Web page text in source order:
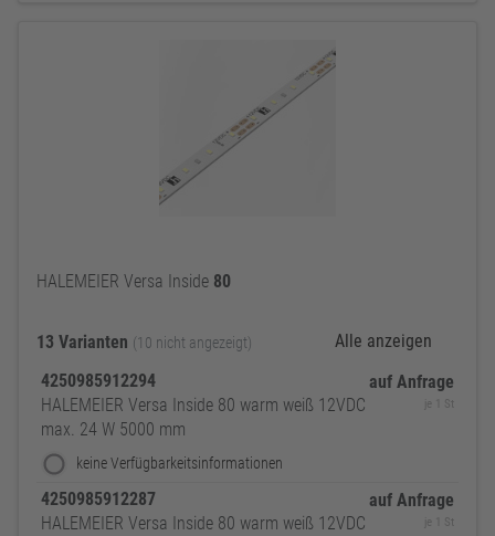
HALEMEIER Versa Inside 80
13 Varianten (10 nicht angezeigt)
Alle anzeigen
4250985912294
HALEMEIER Versa Inside 80 warm weiß 12VDC
max. 24 W 5000 mm
keine Verfügbarkeitsinformationen
auf Anfrage
je 1 St
4250985912287
HALEMEIER Versa Inside 80 warm weiß 12VDC
auf Anfrage
je 1 St